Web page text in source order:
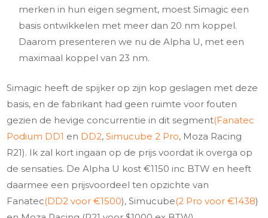
merken in hun eigen segment, moest Simagic een
basis ontwikkelen met meer dan 20 nm koppel.
Daarom presenteren we nu de Alpha U, met een
maximaal koppel van 23 nm.
Simagic heeft de spijker op zijn kop geslagen met deze
basis, en de fabrikant had geen ruimte voor fouten
gezien de hevige concurrentie in dit segment(Fanatec
Podium DD1 en DD2,Simucube 2 Pro, Moza Racing
R21). Ik zal kort ingaan op de prijs voordat ik overga op
de sensaties. De Alpha U kost €1150 inc BTW en heeft
daarmee een prijsvoordeel ten opzichte van
Fanatec(DD2 voor €1500), Simucube(2 Pro voor €1438)